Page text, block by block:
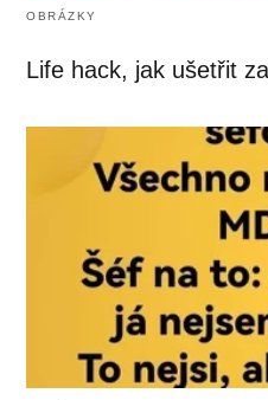
OBRÁZKY
Life hack, jak ušetřit